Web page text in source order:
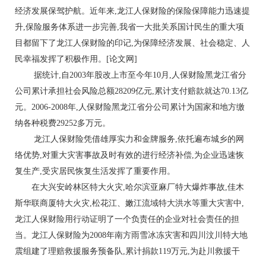
经济发展保驾护航。近年来,龙江人保财险的保险保障能力迅速提
升,保险服务体系进一步完善,我省一大批关系国计民生的重大项
目都留下了龙江人保财险的印记,为保障经济发展、社会稳定、人
民幸福发挥了积极作用。[论文网]
据统计,自2003年股改上市至今年10月,人保财险黑龙江省分
公司累计承担社会风险总额28209亿元,累计支付赔款就达70.13亿
元。2006-2008年,人保财险黑龙江省分公司累计为国家和地方缴
纳各种税费29252多万元。
龙江人保财险凭借雄厚实力和金牌服务,依托遍布城乡的网
络优势,对重大灾害事故及时有效的进行经济补偿,为企业迅速恢
复生产,受灾居民恢复生活发挥了重要作用。
在大兴安岭林区特大火灾,哈尔滨亚麻厂特大爆炸事故,佳木
斯华联商厦特大火灾,松花江、嫩江流域特大洪水等重大灾害中,
龙江人保财险用行动证明了一个负责任的企业对社会责任的担
当。龙江人保财险为2008年南方雨雪冰冻灾害和四川汶川特大地
震组建了理赔救援服务预备队,累计捐款119万元,为赴川救援干